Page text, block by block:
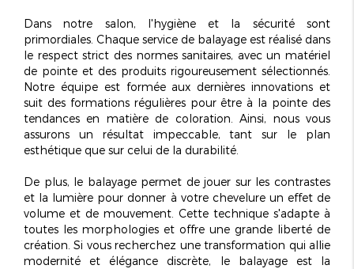
Dans notre salon, l'hygiène et la sécurité sont
primordiales. Chaque service de balayage est réalisé dans
le respect strict des normes sanitaires, avec un matériel
de pointe et des produits rigoureusement sélectionnés.
Notre équipe est formée aux dernières innovations et
suit des formations régulières pour être à la pointe des
tendances en matière de coloration. Ainsi, nous vous
assurons un résultat impeccable, tant sur le plan
esthétique que sur celui de la durabilité.
De plus, le balayage permet de jouer sur les contrastes
et la lumière pour donner à votre chevelure un effet de
volume et de mouvement . Cette technique s'adapte à
toutes les morphologies et offre une grande liberté de
création. Si vous recherchez une transformation qui allie
modernité et élégance discrète, le balayage est la